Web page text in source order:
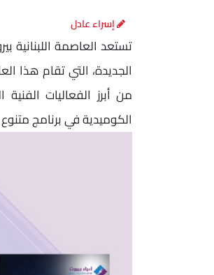
إسراء عادل
تستعد العاصمة اللبنانية
من أبرز الفعاليات
الكوميدية في برنامج